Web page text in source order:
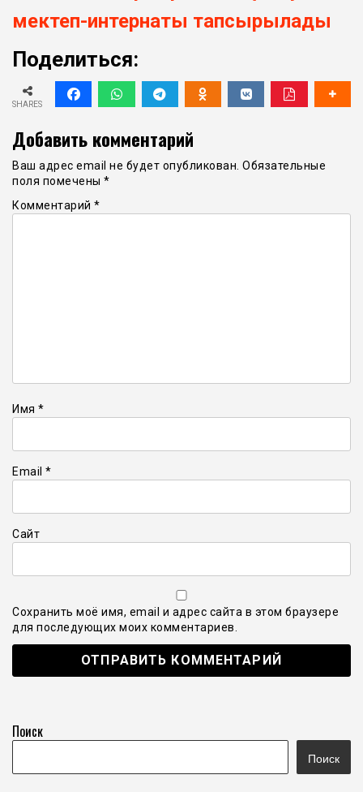
мектеп-интернаты тапсырылады
Поделиться:
SHARES
Добавить комментарий
Ваш адрес email не будет опубликован. Обязательные
поля помечены *
Комментарий *
Имя *
Email *
Сайт
Сохранить моё имя, email и адрес сайта в этом браузере
для последующих моих комментариев.
Поиск
Поиск